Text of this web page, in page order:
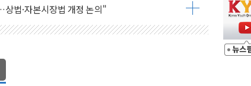
법·자본시장법 개정 논의"
현 속 혼조세...웨스턴디지털·샌디스크↓
재개방 기대에 강세
상승...호실적 보고 기업 상승세 뚜렷